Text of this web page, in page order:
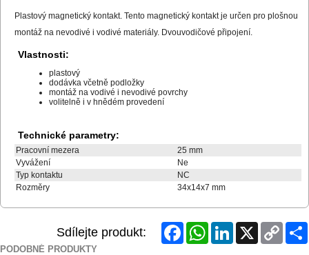
Plastový magnetický kontakt. Tento magnetický kontakt je určen pro plošnou
montáž na nevodivé i vodivé materiály. Dvouvodičové připojení.
Vlastnosti:
plastový
dodávka včetně podložky
montáž na vodivé i nevodivé povrchy
volitelně i v hnědém provedení
Technické parametry:
Pracovní mezera
25 mm
Vyvážení
Ne
Typ kontaktu
NC
Rozměry
34x14x7 mm
Sdílejte produkt: FacebookWhatsAppLinkedInX
Copy
Link
PODOBNÉ PRODUKTY